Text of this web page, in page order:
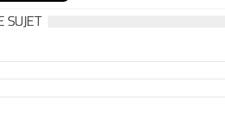
SUJET